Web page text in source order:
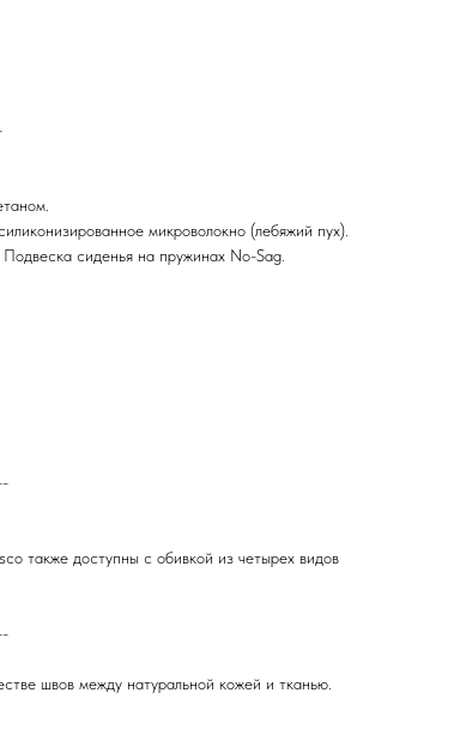
микроволокно (лебяжий пух).
сиденья на пружинах No-Sag.
также доступны с обивкой из четырех видов
швов между натуральной кожей и тканью.